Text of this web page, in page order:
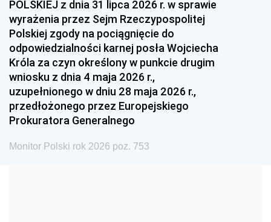
1993 1992 1991
1990 1989
1987 1986 1985
1984 1983
1981 1980 1979
1978 1977
1975 1974
POLSKIEJ z dnia 31 lipca 2026 r. w sprawie
wyrażenia przez Sejm Rzeczypospolitej
Polskiej zgody na pociągnięcie do
odpowiedzialności karnej posła Wojciecha
Króla za czyn określony w punkcie drugim
wniosku z dnia 4 maja 2026 r.,
uzupełnionego w dniu 28 maja 2026 r.,
przedłożonego przez Europejskiego
Prokuratora Generalnego
Monitor Polski rok 2026 poz. 753